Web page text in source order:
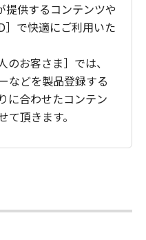
提供するコンテンツや
］で快適にご利用いた
お客さま］では、
などを製品登録する
に合わせたコンテン
頂きます。